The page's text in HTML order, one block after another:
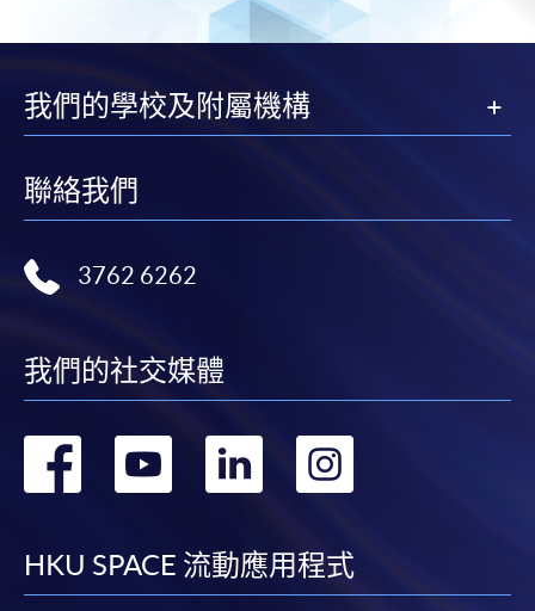
我們的學校及附屬機構
聯絡我們
3762 6262
我們的社交媒體
轉
facebook
轉
youtube
轉
linkedin
HKU SPACE 流動應用程式